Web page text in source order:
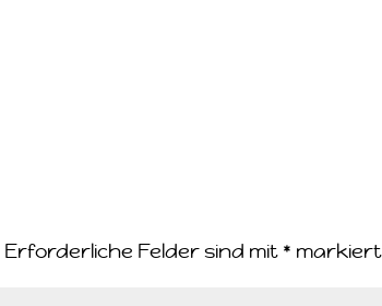
Erforderliche Felder sind mit * markiert